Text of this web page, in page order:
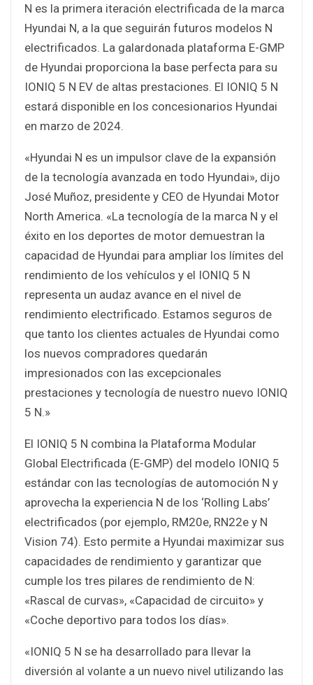
N es la primera iteración electrificada de la marca
Hyundai N, a la que seguirán futuros modelos N
electrificados. La galardonada plataforma E-GMP
de Hyundai proporciona la base perfecta para su
IONIQ 5 N EV de altas prestaciones. El IONIQ 5 N
estará disponible en los concesionarios Hyundai
en marzo de 2024.
«Hyundai N es un impulsor clave de la expansión
de la tecnología avanzada en todo Hyundai», dijo
José Muñoz, presidente y CEO de Hyundai Motor
North America. «La tecnología de la marca N y el
éxito en los deportes de motor demuestran la
capacidad de Hyundai para ampliar los límites del
rendimiento de los vehículos y el IONIQ 5 N
representa un audaz avance en el nivel de
rendimiento electrificado. Estamos seguros de
que tanto los clientes actuales de Hyundai como
los nuevos compradores quedarán
impresionados con las excepcionales
prestaciones y tecnología de nuestro nuevo IONIQ
5 N.»
El IONIQ 5 N combina la Plataforma Modular
Global Electrificada (E-GMP) del modelo IONIQ 5
estándar con las tecnologías de automoción N y
aprovecha la experiencia N de los ‘Rolling Labs’
electrificados (por ejemplo, RM20e, RN22e y N
Vision 74). Esto permite a Hyundai maximizar sus
capacidades de rendimiento y garantizar que
cumple los tres pilares de rendimiento de N:
«Rascal de curvas», «Capacidad de circuito» y
«Coche deportivo para todos los días».
«IONIQ 5 N se ha desarrollado para llevar la
diversión al volante a un nuevo nivel utilizando las